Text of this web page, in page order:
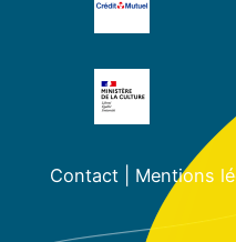
Contact| Mentions